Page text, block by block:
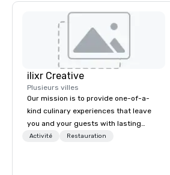
ilixr Creative
Plusieurs villes
Our mission is to provide one-of-a-
kind culinary experiences that leave
you and your guests with lasting
memories and satiated palates. Every
Activité Restauration